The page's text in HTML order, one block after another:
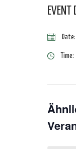
EVENT
Date:
Time: